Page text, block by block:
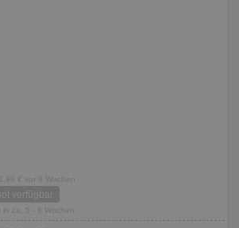
€ vor 8 Wochen
verfügbar
in ca. 5 - 6 Wochen